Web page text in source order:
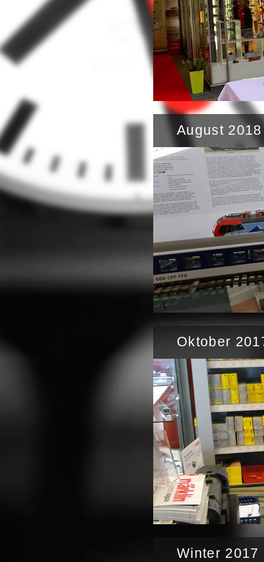
August
Oktober
Winter